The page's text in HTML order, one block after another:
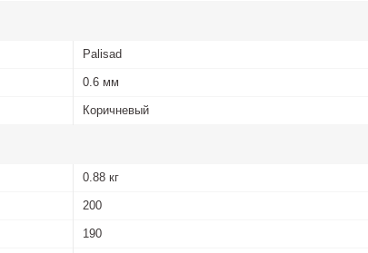
Palisad
0.6 мм
Коричневый
0.88 кг
200
190